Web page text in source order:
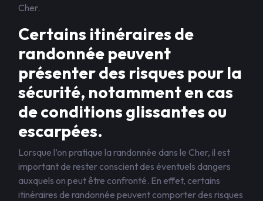
Cher.
Certains itinéraires de
randonnée peuvent
présenter des risques pour la
sécurité, notamment en cas
de conditions glissantes ou
escarpées.
Lorsque l’on pratique la randonnée dans le Cher, il est
important de rester conscient des éventuels dangers
auxquels on peut être confronté. En effet, certains
itinéraires de randonnée peuvent comporter des risques